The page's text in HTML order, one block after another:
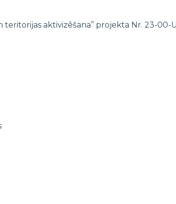
aktivizēšana” projekta Nr. 23-00-